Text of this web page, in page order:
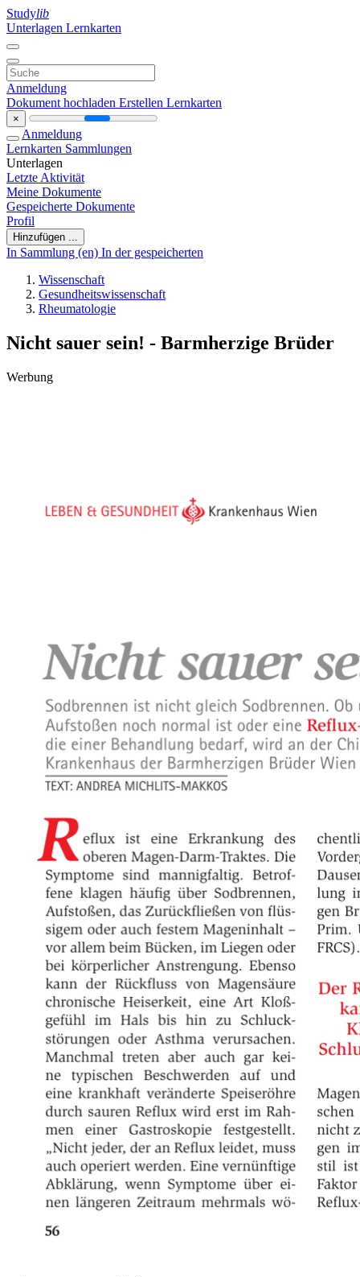
Studylib
Unterlagen Lernkarten
Anmeldung
Dokument hochladen Erstellen Lernkarten
×
Anmeldung
Lernkarten Sammlungen
Unterlagen
Letzte Aktivität
Meine Dokumente
Gespeicherte Dokumente
Profil
Hinzufügen ...
In Sammlung (en) In der gespeicherten
Wissenschaft
Gesundheitswissenschaft
Rheumatologie
Nicht sauer sein! - Barmherzige Brüder
Werbung